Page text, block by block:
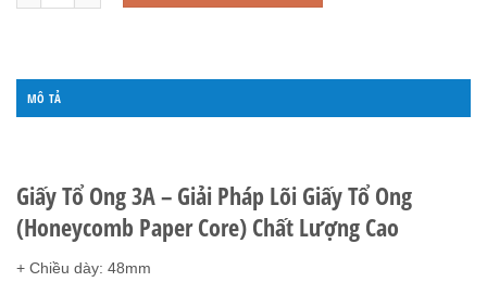
MÔ TẢ
Giấy Tổ Ong 3A – Giải Pháp Lõi Giấy Tổ Ong
(Honeycomb Paper Core) Chất Lượng Cao
+ Chiều dày: 48mm